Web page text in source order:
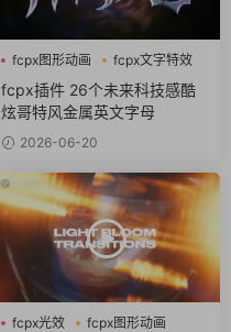
fcpx图形动画
fcpx文字特效
fcpx标题
fcpx插件 26个未来科技感酷
炫哥特风金属英文字母
2026-06-20
fcpx光效
fcpx图形动画